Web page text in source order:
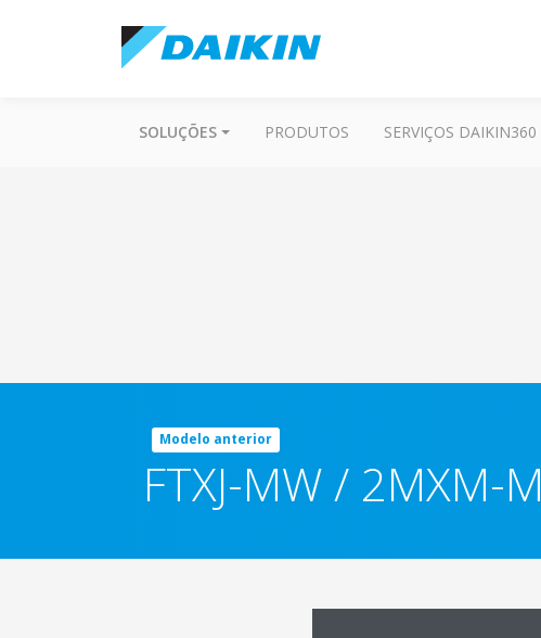
SOLUÇÕES PRODUTOS SERVIÇOS DAIKIN360
Modelo anterior
FTXJ-MW / 2MXM-M